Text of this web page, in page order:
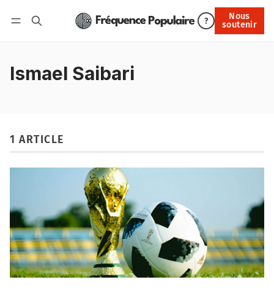
?
Nous
soutenir
Nous soutenir
Ismael Saibari
1 ARTICLE